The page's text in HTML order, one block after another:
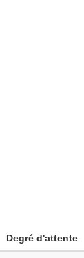
Degré d'attente